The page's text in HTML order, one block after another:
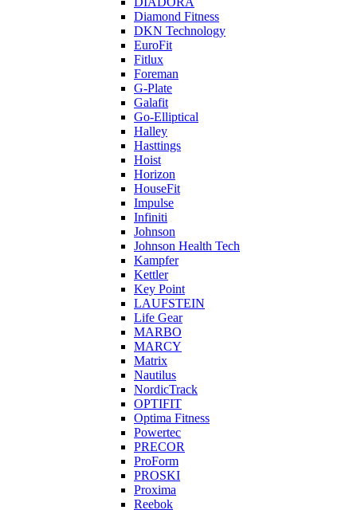
Diamond Fitness
DKN Technology
EuroFit
Fitlux
Foreman
G-Plate
Galafit
Go-Elliptical
Halley
Hasttings
Hoist
Horizon
HouseFit
Impulse
Infiniti
Johnson
Johnson Health Tech
Kampfer
Kettler
Key Point
LAUFSTEIN
Life Gear
MARBO
MARCY
Matrix
Nautilus
NordicTrack
OPTIFIT
Optima Fitness
Powertec
PRECOR
ProForm
PROSKI
Proxima
Reebok